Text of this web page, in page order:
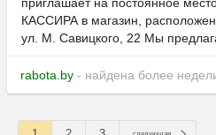
приглашает на постоянное
КАССИРА в магазин,
ул. М. Савицкого, 22 Мы
rabota.by - найдена более